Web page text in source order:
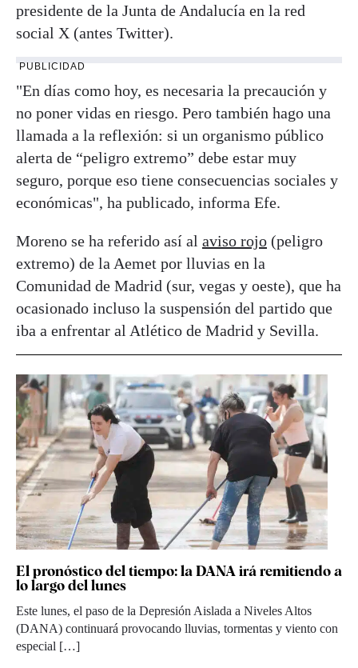
presidente de la Junta de Andalucía en la red
social X (antes Twitter).
PUBLICIDAD
"En días como hoy, es necesaria la precaución y
no poner vidas en riesgo. Pero también hago una
llamada a la reflexión: si un organismo público
alerta de “peligro extremo” debe estar muy
seguro, porque eso tiene consecuencias sociales y
económicas", ha publicado, informa Efe.
Moreno se ha referido así al aviso rojo (peligro
extremo) de la Aemet por lluvias en la
Comunidad de Madrid (sur, vegas y oeste), que ha
ocasionado incluso la suspensión del partido que
iba a enfrentar al Atlético de Madrid y Sevilla.
El pronóstico del tiempo: la DANA irá remitiendo a
lo largo del lunes
Este lunes, el paso de la Depresión Aislada a Niveles Altos
(DANA) continuará provocando lluvias, tormentas y viento con
especial […]